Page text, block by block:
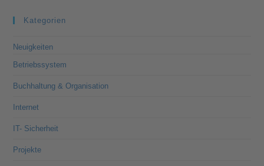
Kategorien
Neuigkeiten
Betriebssystem
Buchhaltung & Organisation
Internet
IT- Sicherheit
Projekte